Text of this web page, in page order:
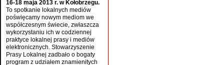
16-18 maja 2013 r. w Kołobrzegu.
To spotkanie lokalnych mediów
poświęcamy nowym mediom we
współczesnym świecie, zwłaszcza
wykorzystaniu ich w codziennej
praktyce lokalnej prasy i mediów
elektronicznych. Stowarzyszenie
Prasy Lokalnej zadbało o bogaty
program z udziałem znamienitych